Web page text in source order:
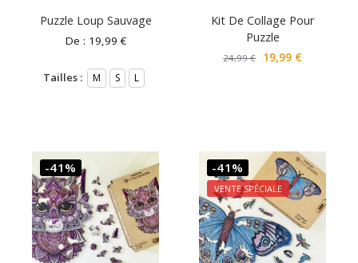
Puzzle Loup Sauvage
De : 19,99€
Tailles : M S L
Kit De Collage Pour
Puzzle
24,99€ 19,99 €
-41% -41%
VENTE SPÉCIALE